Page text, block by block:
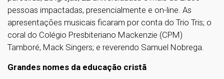
pessoas impactadas, presencialmente e on-line. As
apresentações musicais ficaram por conta do Trio Tris; o
coral do Colégio Presbiteriano Mackenzie (CPM)
Tamboré, Mack Singers; e reverendo Samuel Nobrega.
Grandes nomes da educação cristã